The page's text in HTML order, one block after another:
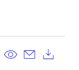
View Send